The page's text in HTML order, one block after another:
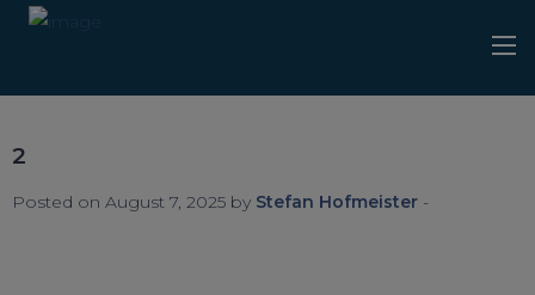
2
Posted on August 7, 2025 by Stefan Hofmeister -